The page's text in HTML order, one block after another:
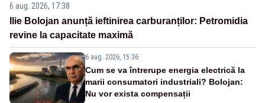
6 aug. 2026, 17:38
Ilie Bolojan anunță ieftinirea carburanților: Petromidia
revine la capacitate maximă
6 aug. 2026, 15:36
Cum se va întrerupe energia electrică la
marii consumatori industriali? Bolojan:
Nu vor exista compensații